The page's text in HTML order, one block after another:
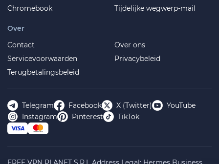
Over
Contact
Over ons
Servicevoorwaarden
Privacybeleid
Terugbetalingsbeleid
Chromebook
Tijdelijke wegwerp-mail
Telegram Facebook X (Twitter)
YouTube
Instagram
Pinterest TikTok